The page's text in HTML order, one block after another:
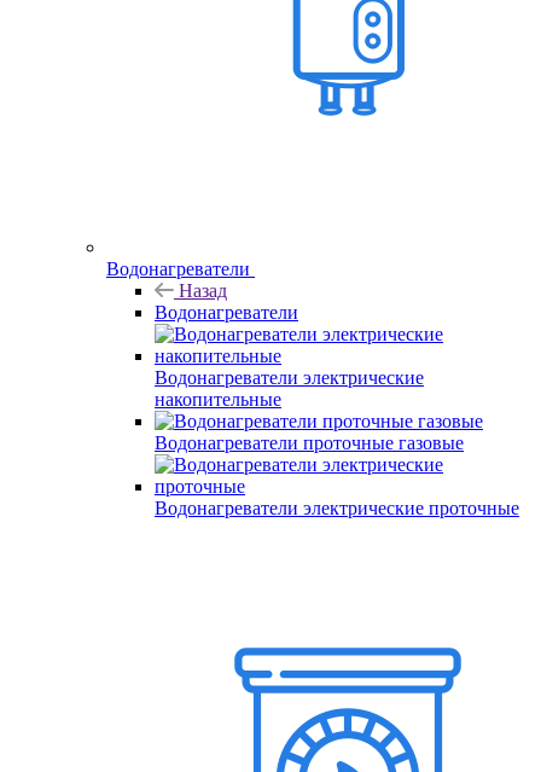
Водонагреватели
Назад
Водонагреватели
Водонагреватели электрические
накопительные
Водонагреватели проточные газовые
Водонагреватели электрические проточные